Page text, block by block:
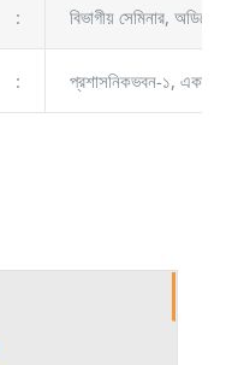
: বিভাগীয় সেমিনার,
: প্রশাসনিকভবন-১,